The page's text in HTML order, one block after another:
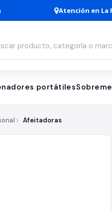
Atención en La
portátiles
Afeitadoras